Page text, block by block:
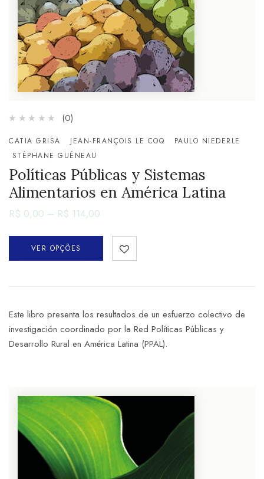
(0)
CATIA GRISA JEAN-FRANÇOIS LE COQ
PAULO NIEDERLE
STÉPHANE GUÉNEAU
Políticas Públicas y Sistemas
Alimentarios en América Latina
R$ 0,00 – R$ 114,00
VER OPÇÕES
Este libro presenta los resultados de un esfuerzo colectivo de
investigación coordinado por la Red Políticas Públicas y
Desarrollo Rural en América Latina (PPAL).